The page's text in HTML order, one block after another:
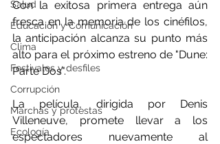
Salud
Educación y Comunicación
Clima
Festivales y desfiles
Corrupción
Marchas y protestas
Ecología
Con la exitosa primera entrega aún
fresca en la memoria de los cinéfilos,
la anticipación alcanza su punto más
alto para el próximo estreno de "Dune:
Parte Dos".
La película, dirigida por Denis
Villeneuve, promete llevar a los
espectadores nuevamente al